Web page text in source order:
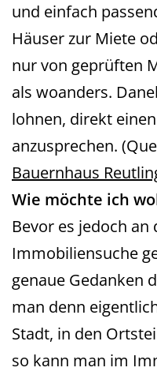
und einfach
Häuser zur Miete
nur von geprüften
als woanders.
lohnen, direkt einen
anzusprechen.
Bauernhaus
Wie möchte ich
Bevor es jedoch
Immobiliensuche
genaue Gedanken
man denn
Stadt, in den
so kann man im